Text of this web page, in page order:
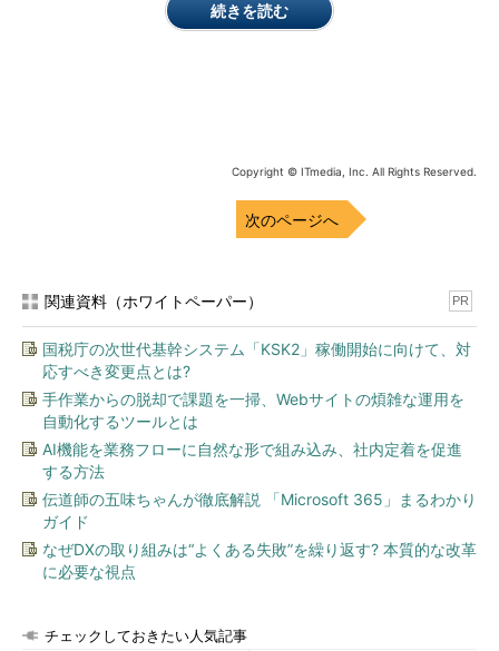
ポリシー設定をサポートするWindows 10 Pro／Enterprise／
Educationエディションの場合は、「ローカルコンピューターポ
成することも可能です。しかし、Windows 10 Homeエディショ
通知する」の二者択一です。レジストリ設定で更新オプションを
構成することもできません。
選択肢が少なくなったということで、「自由が奪われた」「主
導権を握られた」と感じるユーザーも多いのではないのでしょう
か。また、Windows 10にアップグレードするつもりがないの
に、勝手にアップグレードされてしまったと感じているユーザー
にとっては、Windows UpdateによるWindows 7やWindows 8.1
からWindows 10への“半ば強制的”ともいえるアップグレードを思
い出させ、単にWindows Updateに対して拒否反応を示している
問題のある更新をブロックするのが面倒
続きを読む
Copyright © ITmedia, Inc. All Rights Reserved.
次のページへ
関連資料（ホワイトペーパー） PR
国税庁の次世代基幹システム「KSK2」稼働開始に向けて、対
応すべき変更点とは?
手作業からの脱却で課題を一掃、Webサイトの煩雑な運用を
自動化するツールとは
AI機能を業務フローに自然な形で組み込み、社内定着を促進
する方法
伝道師の五味ちゃんが徹底解説 「Microsoft 365」まるわかり
ガイド
なぜDXの取り組みは“よくある失敗”を繰り返す? 本質的な改革
に必要な視点
チェックしておきたい人気記事